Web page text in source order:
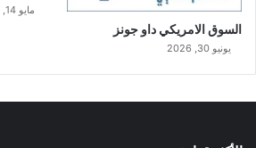
السوق الامريكي داو جونز
يونيو 30, 2026
مايو 14, 2026